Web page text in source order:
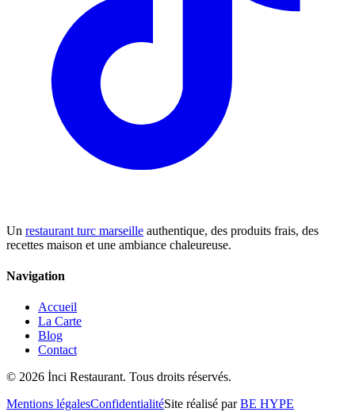
Un restaurant turc marseille authentique, des produits frais, des
recettes maison et une ambiance chaleureuse.
Navigation
Accueil
La Carte
Blog
Contact
© 2026 İnci Restaurant. Tous droits réservés.
Mentions légalesConfidentialitéSite réalisé par BE HYPE